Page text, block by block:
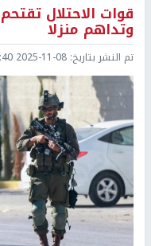
قوات الاحتلال
وتداهم منزلا
تم النشر بتاريخ: 2025-11-08 11:40